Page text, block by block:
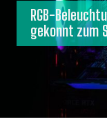
RGB-
gekonnt zum